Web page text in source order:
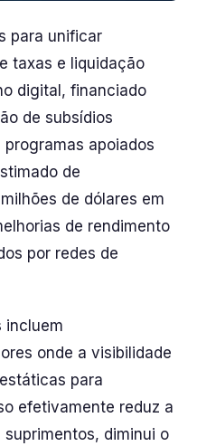
para unificar
taxas e liquidação
digital, financiado
de subsídios
apoiados
de
de dólares em
de rendimento
por redes de
incluem
onde a visibilidade
para
efetivamente reduz a
diminui o